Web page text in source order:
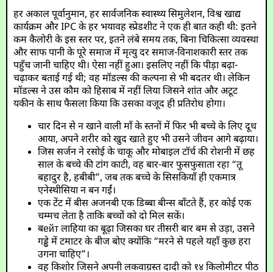
हर अकाल पूर्वानुमान, हर सार्वजनिक स्वास्थ्य सिमुलेशन, विश्व खाद्य
कार्यक्रम और IPC के हर भयावह स्प्रेडशीट ने एक ही बात कही थी: इतने
कम कैलोरी के इस स्तर पर, इतने लंबे समय तक, बिना चिकित्सा व्यवस्था
और साफ पानी के पूरे समाज में मृत्यु दर समाज-विनाशकारी स्तर तक
पहुँच जानी चाहिए थी। ऐसा नहीं हुआ। इसलिए नहीं कि पीड़ा बढ़ा-
चढ़ाकर बताई गई थी; वह मॉडल्स की कल्पना से भी बदतर थी। लेकिन
मॉडल्स ने उस कौम को हिसाब में नहीं लिया जिसने शांत और अटूट
यकीन के साथ फैसला किया कि उसका वजूद ही प्रतिरोध होगा।
चार दिन से न खाने वाली माँ के स्तनों में फिर भी बच्चे के लिए दूध
आया, अपने शरीर को खुद खाते हुए भी उसने जीवन आगे बढ़ाया।
जिस सर्जन ने रसोई के चाकू और मोबाइल टॉर्च की रोशनी में छह
साल के बच्चे की टांग काटी, वह बार-बार फुसफुसाता रहा “तू
बहादुर है, हबीबी”, जब तक बच्चे के सिसकियाँ ही एकमात्र
एनेस्थीसिया न बन गईं।
एक टेंट में बीस अजनबी एक डिब्बा बीन्स बाँटते हैं, हर कोई एक
चम्मच लेता है ताकि बच्चों को दो मिल सकें।
बейт लाहिया का बूढ़ा जिसका घर तीसरी बार बम से उड़ा, उसने
गड्ढे में टमाटर के बीज बोए क्योंकि “मरने से पहले यहाँ कुछ हरा
उगना चाहिए”।
वह किशोर जिसने अपनी लकवाग्रस्त दादी को १४ किलोमीटर पीठ